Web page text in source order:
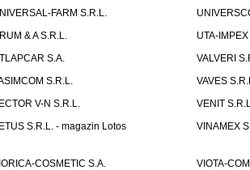
FARM S.R.L.
& A S.R.L.
UTA-
S.A.
VALVERI
S.R.L.
VAVES
V-N S.R.L.
VENIT
S.R.L. - magazin Lotos
VINAMEX
COSMETIC S.A.
VIOTA-